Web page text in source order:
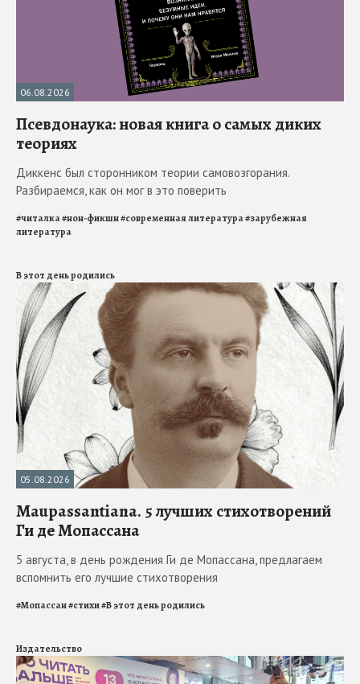
06.08.2026
Псевдонаука: новая книга о самых диких
теориях
Диккенс был сторонником теории самовозгорания.
Разбираемся, как он мог в это поверить
#читалка#нон-фикшн#современная литература#зарубежная
литература
В этот день родились
05.08.2026
Maupassantiana. 5 лучших стихотворений
Ги де Мопассана
5 августа, в день рождения Ги де Мопассана, предлагаем
вспомнить его лучшие стихотворения
#Мопассан#стихи#В этот день родились
Издательство